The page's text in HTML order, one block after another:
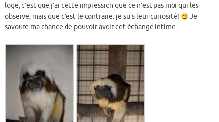
loge, c’est que j’ai cette impression que ce n’est pas moi qui les
observe, mais que c’est le contraire: je suis leur curiosité!
Je
savoure ma chance de pouvoir avoir cet échange intime.